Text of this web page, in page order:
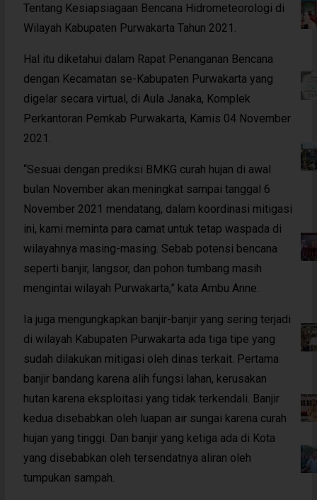
Tentang Kesiapsiagaan Bencana Hidrometeorologi di
Wilayah Kabupaten Purwakarta Tahun 2021.
Hal itu diketahui dalam Rapat Penanganan Bencana
dengan Kecamatan se-Kabupaten Purwakarta yang
digelar secara virtual, di Aula Janaka, Komplek
Perkantoran Pemkab Purwakarta, Kamis 04 November
2021.
“Sesuai dengan prediksi BMKG curah hujan di awal
bulan November akan meningkat sampai tanggal 6
November 2021 mendatang, dalam koordinasi mitigasi
ini, kami meminta para camat untuk tetap waspada di
wilayahnya masing-masing. Sebab potensi bencana
seperti banjir, langsor, dan pohon tumbang masih
mengintai wilayah Purwakarta,” kata Ambu Anne.
Ia juga mengungkapkan banjir-banjir yang sering terjadi
di wilayah Kabupaten Purwakarta ada tiga tipe yang
sudah dilakukan mitigasi oleh dinas terkait. Pertama
banjir bandang karena alih fungsi lahan, kerusakan
hutan karena eksploitasi yang tidak terkendali. Banjir
kedua disebabkan oleh luapan air sungai karena curah
hujan yang tinggi. Dan banjir yang ketiga ada di Kota
yang disebabkan oleh tersendatnya aliran oleh
tumpukan sampah.